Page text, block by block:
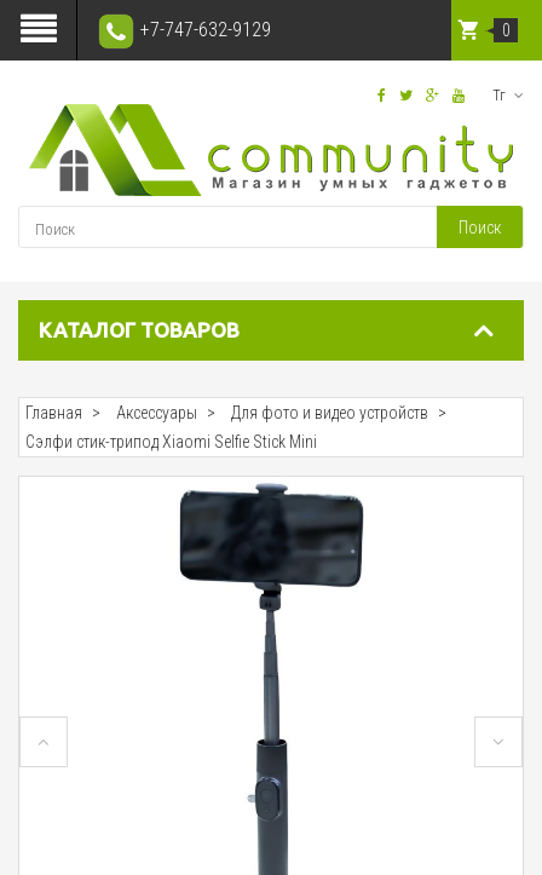
+7-747-632-9129
Тг
Поиск
0
КАТАЛОГ ТОВАРОВ
Главная Аксессуары
Для фото и видео устройств
Сэлфи стик-трипод Xiaomi Selfie Stick Mini